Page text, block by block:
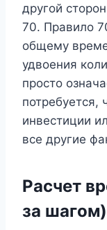
другой
70. Правило
общему
удвоения
просто
потребуется,
инвестиции
все другие
Расчет
за шагом)